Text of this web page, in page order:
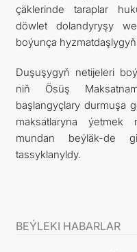
çäklerinde taraplar
döwlet dolandyryşy
boýunça
Duşuşygyň netijeleri
niň Ösüş
başlangyçlary durmuşa
maksatlaryna ýetmek
mundan beýläk-de
tassyklanyldy.
BEÝLEKI HABARLAR